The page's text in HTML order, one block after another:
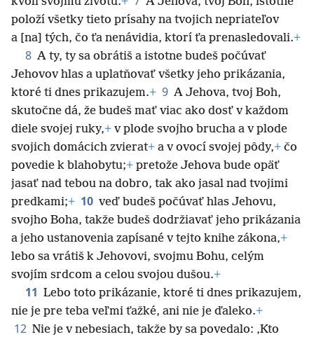
položí všetky tieto prísahy na tvojich nepriateľov
a [na] tých, čo ťa nenávidia, ktorí ťa prenasledovali.+
8 A ty, ty sa obrátiš a istotne budeš počúvať
Jehovov hlas a uplatňovať všetky jeho prikázania,
ktoré ti dnes prikazujem.+ 9 A Jehova, tvoj Boh,
skutočne dá, že budeš mať viac ako dosť v každom
diele svojej ruky,+ v plode svojho brucha a v plode
svojich domácich zvierat+ a v ovocí svojej pôdy,+ čo
povedie k blahobytu;+ pretože Jehova bude opäť
jasať nad tebou na dobro, tak ako jasal nad tvojimi
predkami;+ 10 veď budeš počúvať hlas Jehovu,
svojho Boha, takže budeš dodržiavať jeho prikázania
a jeho ustanovenia zapísané v tejto knihe zákona,+
lebo sa vrátiš k Jehovovi, svojmu Bohu, celým
svojím srdcom a celou svojou dušou.+
11 Lebo toto prikázanie, ktoré ti dnes prikazujem,
nie je pre teba veľmi ťažké, ani nie je ďaleko.+
12 Nie je v nebesiach, takže by sa povedalo: ‚Kto